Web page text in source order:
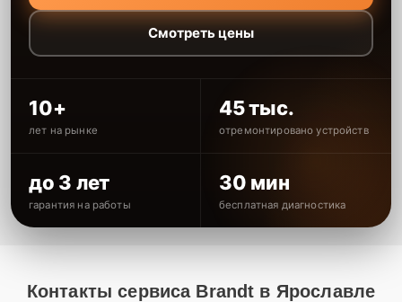
Смотреть цены
10+
лет на рынке
45 тыс.
отремонтировано устройств
до 3 лет
гарантия на работы
30 мин
бесплатная диагностика
Контакты сервиса Brandt в Ярославле